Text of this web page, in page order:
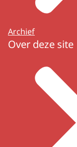
Archief
Over deze site